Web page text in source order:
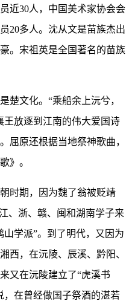
近30人，中国美术家协会会
20多人。沈从文是苗族杰出
。宋祖英是全国著名的苗族
楚文化。“乘船余上沅兮，
王放逐到江南的伟大爱国诗
屈原还根据当地祭神歌曲，
》。
时期，因为魏了翁被贬靖
、浙、赣、闽和湖南学子来
学派”。到了明代，又因为
西，在沅陵、辰溪、黔阳、
又在沅陵建立了“虎溪书
，在曾经做国子祭酒的湛若